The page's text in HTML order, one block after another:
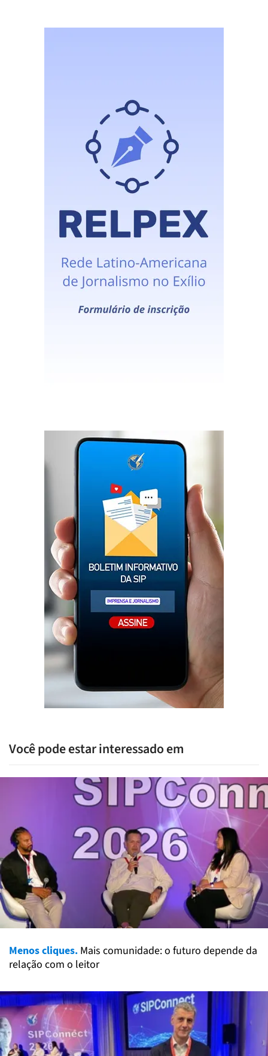
Você pode estar interessado em
Menos cliques. Mais comunidade: o futuro depende da
relação com o leitor